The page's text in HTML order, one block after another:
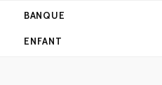
BANQUE
ENFANT